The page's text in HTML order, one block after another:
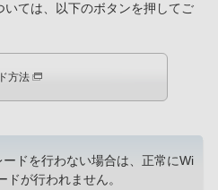
ては、以下のボタンを押してご
方法
ードを行わない場合は、正常にWi
が行われません。